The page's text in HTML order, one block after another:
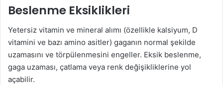
Beslenme Eksiklikleri
Yetersiz vitamin ve mineral alımı (özellikle kalsiyum, D
vitamini ve bazı amino asitler) gaganın normal şekilde
uzamasını ve törpülenmesini engeller. Eksik beslenme,
gaga uzaması, çatlama veya renk değişikliklerine yol
açabilir.